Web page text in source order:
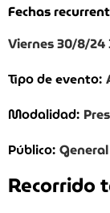
Fechas
Viernes 30/8/24
Tipo de evento:
Modalidad:
Público: General
Recorrido